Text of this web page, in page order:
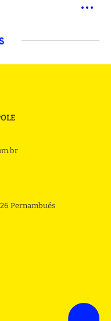
Pernambués